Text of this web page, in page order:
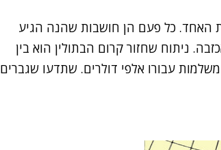
האחד. כל פעם הן חושבות שהנה הגיע
ניתוח שחזור קרום הבתולין הוא בין
משלמות עבורו אלפי דולרים. שתדעו שגברים